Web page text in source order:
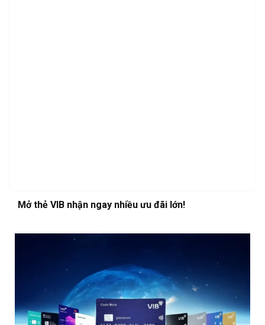
Mở thẻ VIB nhận ngay nhiều ưu đãi lớn!